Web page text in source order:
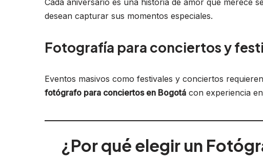
desean capturar sus momentos especiales.
Fotografía para conciertos y
Eventos masivos como festivales y conciertos
fotógrafo para conciertos en Bogotá con experiencia
¿Por qué elegir un